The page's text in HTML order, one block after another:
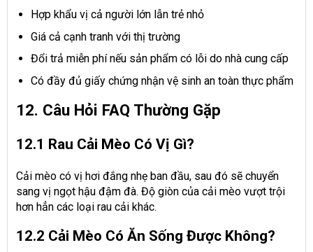
Hợp khẩu vị cả người lớn lẫn trẻ nhỏ
Giá cả cạnh tranh với thị trường
Đổi trả miễn phí nếu sản phẩm có lỗi do nhà cung cấp
Có đầy đủ giấy chứng nhận vệ sinh an toàn thực phẩm
12. Câu Hỏi FAQ Thường Gặp
12.1 Rau Cải Mèo Có Vị Gì?
Cải mèo có vị hơi đắng nhẹ ban đầu, sau đó sẽ chuyển
sang vị ngọt hậu đậm đà. Độ giòn của cải mèo vượt trội
hơn hẳn các loại rau cải khác.
12.2 Cải Mèo Có Ăn Sống Được Không?